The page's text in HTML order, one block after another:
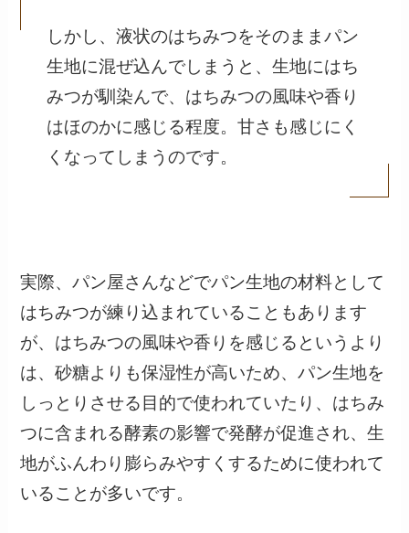
しかし、液状のはちみつをそのままパン
生地に混ぜ込んでしまうと、生地にはち
みつが馴染んで、はちみつの風味や香り
はほのかに感じる程度。甘さも感じにく
くなってしまうのです。
実際、パン屋さんなどでパン生地の材料として
はちみつが練り込まれていることもあります
が、はちみつの風味や香りを感じるというより
は、砂糖よりも保湿性が高いため、パン生地を
しっとりさせる目的で使われていたり、はちみ
つに含まれる酵素の影響で発酵が促進され、生
地がふんわり膨らみやすくするために使われて
いることが多いです。